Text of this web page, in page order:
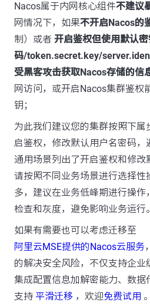
Nacos属于内网核心组件不建议
网情况下，如果不开启Nacos的
制）或者 开启鉴权但使用默认
码/token.secret.key/
受黑客攻击获取Nacos存储的信
网访问，或开启Nacos集群鉴权
钥；
为此我们建议您的集群按照下属
启鉴权，修改默认用户名密码，
通用场景列出了开启鉴权和修改
请按照不同业务场景进行选择性
多，建议在业务低峰期进行操作
检查和灰度，避免影响业务运行。
如果有需要也可以考虑迁移至
阿里云MSE提供的Nacos云服务
的解决安全风险，不仅支持企业
集成配置信息加解密能力、数据
支持 平滑迁移 ，欢迎免费试用 。